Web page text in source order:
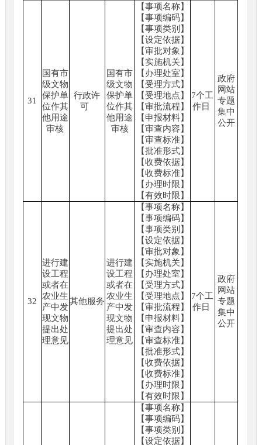
31
国有市
级文物
保护单
位作其
他用途
审核
行政许
可
国有市
级文物
保护单
位作其
他用途
审核
【事项名称】
【事项编码】
【事项类别】
【设定依据】
【审批对象】
【实施机关】
【办理处室】
【受理方式】
【受理地点】
【审批流程】
【申报材料】
【审查内容】
【审查标准】
【批准形式】
【收费依据】
【收费标准】
【办理时限】
【有效时限】
7个工
作日
政府
网站
专题
集中
公开
32
进行建
设工程
或者在
农业生
产中发
现文物
提出处
理意见
其他服务
进行建
设工程
或者在
农业生
产中发
现文物
提出处
理意见
【事项名称】
【事项编码】
【事项类别】
【设定依据】
【审批对象】
【实施机关】
【办理处室】
【受理方式】
【受理地点】
【审批流程】
【申报材料】
【审查内容】
【审查标准】
【批准形式】
【收费依据】
【收费标准】
【办理时限】
【有效时限】
7个工
作日
政府
网站
专题
集中
公开
【事项名称】
【事项编码】
【事项类别】
【设定依据】